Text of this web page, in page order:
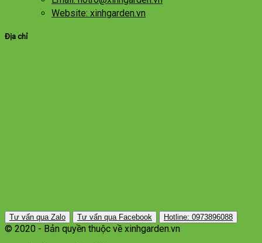
Website: xinhgarden.vn
Địa chỉ
Tư vấn qua Zalo Tư vấn qua Facebook Hotline: 0973896088
© 2020 - Bản quyền thuộc về xinhgarden.vn